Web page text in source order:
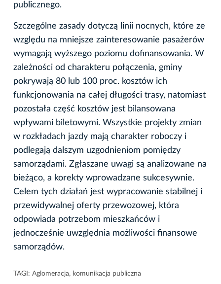
publicznego.
Szczególne zasady dotyczą linii nocnych, które ze
względu na mniejsze zainteresowanie pasażerów
wymagają wyższego poziomu dofinansowania. W
zależności od charakteru połączenia, gminy
pokrywają 80 lub 100 proc. kosztów ich
funkcjonowania na całej długości trasy, natomiast
pozostała część kosztów jest bilansowana
wpływami biletowymi. Wszystkie projekty zmian
w rozkładach jazdy mają charakter roboczy i
podlegają dalszym uzgodnieniom pomiędzy
samorządami. Zgłaszane uwagi są analizowane na
bieżąco, a korekty wprowadzane sukcesywnie.
Celem tych działań jest wypracowanie stabilnej i
przewidywalnej oferty przewozowej, która
odpowiada potrzebom mieszkańców i
jednocześnie uwzględnia możliwości finansowe
samorządów.
TAGI: Aglomeracja, komunikacja publiczna